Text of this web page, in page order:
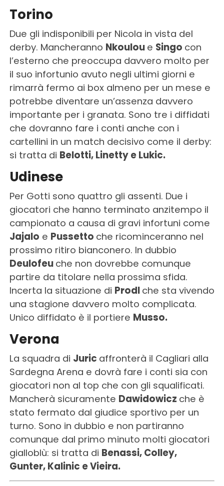
Torino
Due gli indisponibili per Nicola in vista del
derby. Mancheranno Nkoulou e Singo con
l’esterno che preoccupa davvero molto per
il suo infortunio avuto negli ultimi giorni e
rimarrà fermo ai box almeno per un mese e
potrebbe diventare un’assenza davvero
importante per i granata. Sono tre i diffidati
che dovranno fare i conti anche con i
cartellini in un match decisivo come il derby:
si tratta di Belotti, Linetty e Lukic.
Udinese
Per Gotti sono quattro gli assenti. Due i
giocatori che hanno terminato anzitempo il
campionato a causa di gravi infortuni come
Jajalo e Pussetto che ricominceranno nel
prossimo ritiro bianconero. In dubbio
Deulofeu che non dovrebbe comunque
partire da titolare nella prossima sfida.
Incerta la situazione di Prodl che sta vivendo
una stagione davvero molto complicata.
Unico diffidato è il portiere Musso.
Verona
La squadra di Juric affronterà il Cagliari alla
Sardegna Arena e dovrà fare i conti sia con
giocatori non al top che con gli squalificati.
Mancherà sicuramente Dawidowicz che è
stato fermato dal giudice sportivo per un
turno. Sono in dubbio e non partiranno
comunque dal primo minuto molti giocatori
gialloblù: si tratta di Benassi, Colley,
Gunter, Kalinic e Vieira.